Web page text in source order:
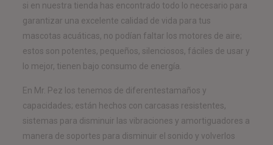
si en nuestra tienda has encontrado todo lo necesario para
garantizar una excelente calidad de vida para tus
mascotas acuáticas, no podían faltar los motores de aire;
estos son potentes, pequeños, silenciosos, fáciles de usar y
lo mejor, tienen bajo consumo de energía.
En Mr. Pez los tenemos de diferentestamaños y
capacidades; están hechos con carcasas resistentes,
sistemas para disminuir las vibraciones y amortiguadores a
manera de soportes para disminuir el sonido y volverlos